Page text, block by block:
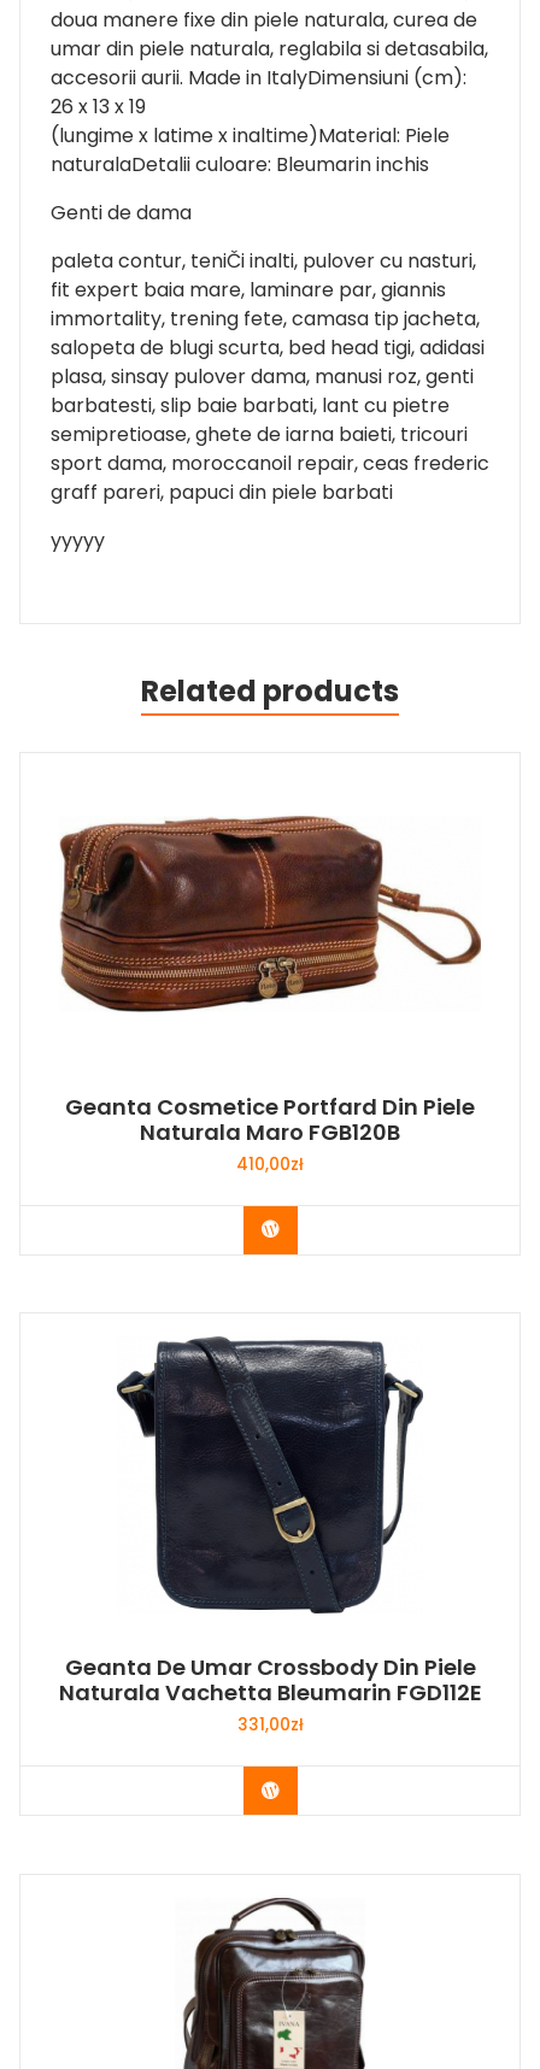
doua manere fixe din piele naturala, curea de
umar din piele naturala, reglabila si detasabila,
accesorii aurii. Made in ItalyDimensiuni (cm):
26 x 13 x 19
(lungime x latime x inaltime)Material: Piele
naturalaDetalii culoare: Bleumarin inchis
Genti de dama
paleta contur, teniČi inalti, pulover cu nasturi,
fit expert baia mare, laminare par, giannis
immortality, trening fete, camasa tip jacheta,
salopeta de blugi scurta, bed head tigi, adidasi
plasa, sinsay pulover dama, manusi roz, genti
barbatesti, slip baie barbati, lant cu pietre
semipretioase, ghete de iarna baieti, tricouri
sport dama, moroccanoil repair, ceas frederic
graff pareri, papuci din piele barbati
yyyyy
Related products
Geanta Cosmetice Portfard Din Piele
Naturala Maro FGB120B
410,00zł
Buy Now
Geanta De Umar Crossbody Din Piele
Naturala Vachetta Bleumarin FGD112E
331,00zł
Buy Now